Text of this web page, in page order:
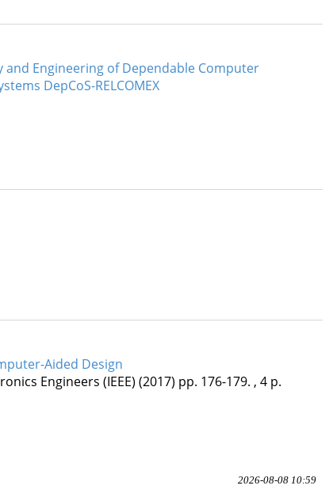
and Engineering of Dependable Computer
DepCoS-RELCOMEX
Aided Design
Engineers (IEEE) (2017) pp. 176-179. , 4 p.
2026-08-08 10:59